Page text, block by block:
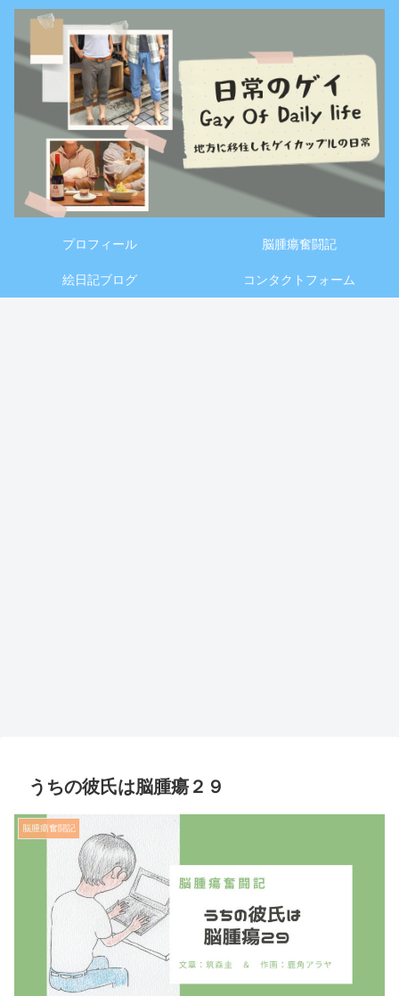
プロフィール 脳腫瘍奮闘記
絵日記ブログ コンタクトフォーム
うちの彼氏は脳腫瘍２９
脳腫瘍奮闘記